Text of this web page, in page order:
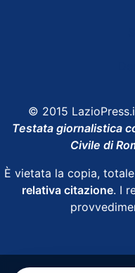
© 2015
Testata giornalistica
Civile di
È vietata la copia,
relativa citazione. I